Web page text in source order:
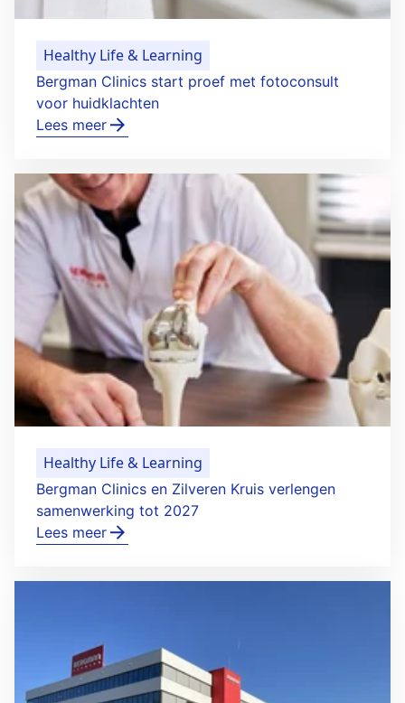
Healthy Life & Learning
Bergman Clinics start proef met fotoconsult
voor huidklachten
Lees meer
Healthy Life & Learning
Bergman Clinics en Zilveren Kruis verlengen
samenwerking tot 2027
Lees meer